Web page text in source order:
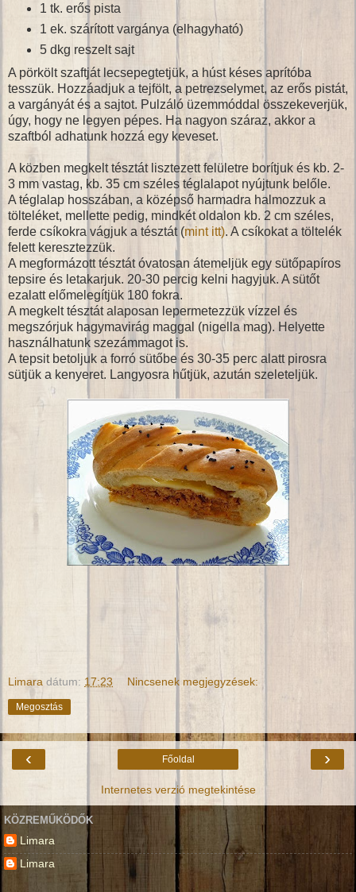
1 tk. erős pista
1 ek. szárított vargánya (elhagyható)
5 dkg reszelt sajt
A pörkölt szaftját lecsepegtetjük, a húst késes aprítóba
tesszük. Hozzáadjuk a tejfölt, a petrezselymet, az erős pistát,
a vargányát és a sajtot. Pulzáló üzemmóddal összekeverjük,
úgy, hogy ne legyen pépes. Ha nagyon száraz, akkor a
szaftból adhatunk hozzá egy keveset.
A közben megkelt tésztát lisztezett felületre borítjuk és kb. 2-
3 mm vastag, kb. 35 cm széles téglalapot nyújtunk belőle.
A téglalap hosszában, a középső harmadra halmozzuk a
tölteléket, mellette pedig, mindkét oldalon kb. 2 cm széles,
ferde csíkokra vágjuk a tésztát (mint itt). A csíkokat a töltelék
felett keresztezzük.
A megformázott tésztát óvatosan átemeljük egy sütőpapíros
tepsire és letakarjuk. 20-30 percig kelni hagyjuk. A sütőt
ezalatt előmelegítjük 180 fokra.
A megkelt tésztát alaposan lepermetezzük vízzel és
megszórjuk hagymavirág maggal (nigella mag). Helyette
használhatunk szezámmagot is.
A tepsit betoljuk a forró sütőbe és 30-35 perc alatt pirosra
sütjük a kenyeret. Langyosra hűtjük, azután szeleteljük.
Limara dátum: 17:23 Nincsenek megjegyzések:
Megosztás
‹ ›
Főoldal
Internetes verzió megtekintése
KÖZREMŰKÖDŐK
Limara
Limara